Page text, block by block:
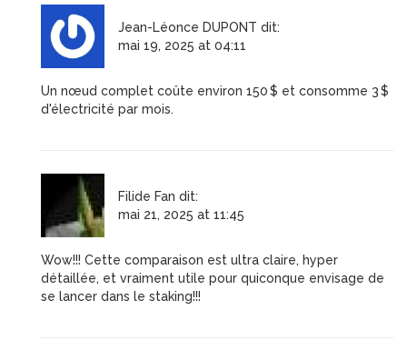
Jean-Léonce DUPONT dit:
mai 19, 2025 at 04:11
Un nœud complet coûte environ 150 $ et consomme 3 $
d'électricité par mois.
Filide Fan dit:
mai 21, 2025 at 11:45
Wow!!! Cette comparaison est ultra claire, hyper
détaillée, et vraiment utile pour quiconque envisage de
se lancer dans le staking!!!